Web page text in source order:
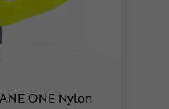
ONE Nylon